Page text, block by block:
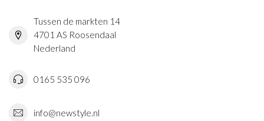
Tussen de markten 14
4701 AS Roosendaal
Nederland
0165 535 096
info@newstyle.nl